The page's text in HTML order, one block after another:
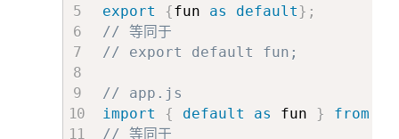
export
{fun as default} ;
// 等同于
// export default fun;
// app.js
import
{ default as fun } from
// 等同于